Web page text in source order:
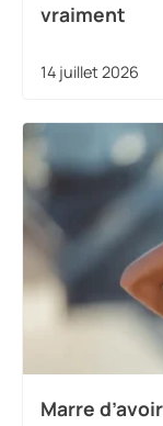
vraiment
14 juillet 2026
Marre